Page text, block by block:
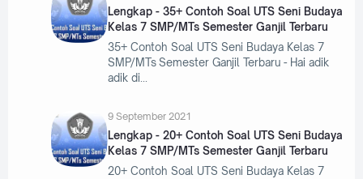
Lengkap - 35+ Contoh Soal UTS Seni Budaya
Kelas 7 SMP/MTs Semester Ganjil Terbaru
35+ Contoh Soal UTS Seni Budaya Kelas 7
SMP/MTs Semester Ganjil Terbaru - Hai adik
adik di
9 September 2021
Lengkap - 20+ Contoh Soal UTS Seni Budaya
Kelas 7 SMP/MTs Semester Ganjil Terbaru
20+ Contoh Soal UTS Seni Budaya Kelas 7